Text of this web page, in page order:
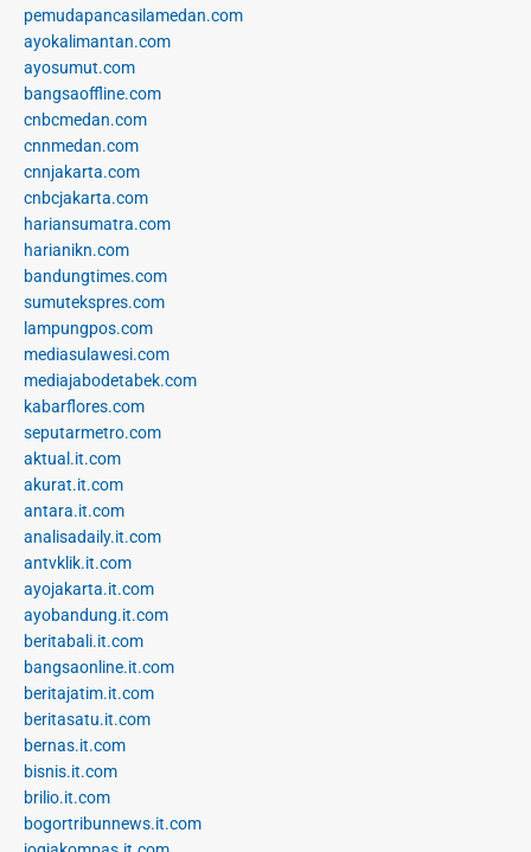
pemudapancasilamedan.com
ayokalimantan.com
ayosumut.com
bangsaoffline.com
cnbcmedan.com
cnnmedan.com
cnnjakarta.com
cnbcjakarta.com
hariansumatra.com
harianikn.com
bandungtimes.com
sumutekspres.com
lampungpos.com
mediasulawesi.com
mediajabodetabek.com
kabarflores.com
seputarmetro.com
aktual.it.com
akurat.it.com
antara.it.com
analisadaily.it.com
antvklik.it.com
ayojakarta.it.com
ayobandung.it.com
beritabali.it.com
bangsaonline.it.com
beritajatim.it.com
beritasatu.it.com
bernas.it.com
bisnis.it.com
brilio.it.com
bogortribunnews.it.com